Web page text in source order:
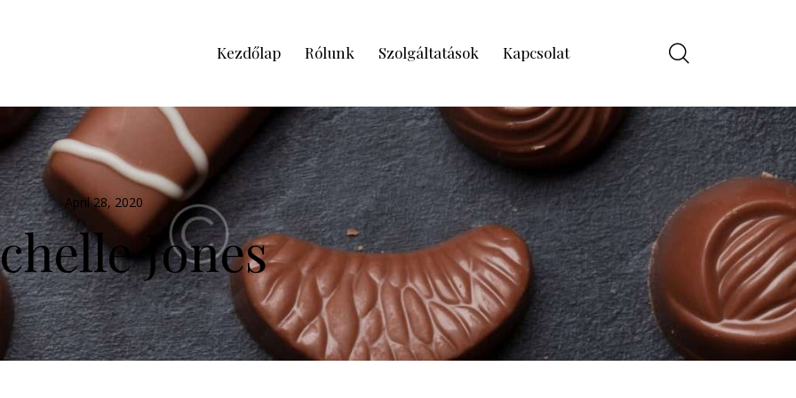
Kezdőlap Rólunk Szolgáltatások Kapcsolat
April 28, 2020
Jones